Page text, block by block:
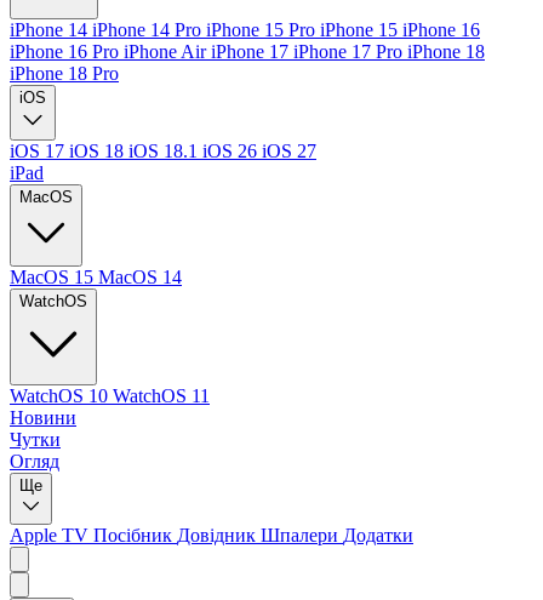
iPhone 14 iPhone 14 Pro iPhone 15 Pro iPhone 15 iPhone 16
iPhone 16 Pro iPhone AiriPhone 17 iPhone 17 Pro iPhone 18
iPhone 18 Pro
iOS
iOS 17 iOS 18 iOS 18.1 iOS 26 iOS 27
iPad
MacOS
MacOS 15 MacOS 14
WatchOS
WatchOS 10 WatchOS 11
Новини
Чутки
Огляд
Ще
Apple TV Посібник Довідник Шпалери Додатки